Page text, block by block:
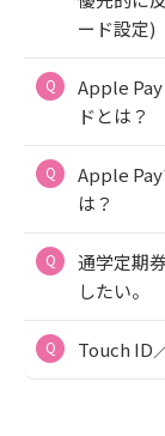
ード設定)
Apple
ドとは？
Apple
は？
通学定期
したい。
Touch ID